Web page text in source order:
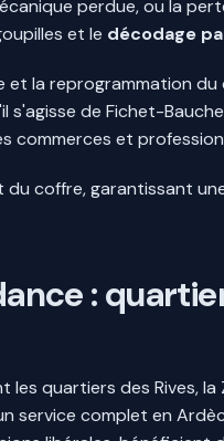
perdue, ou la
et le décodage
la reprogrammation
de Fichet-
commerces et
coffre, garantissant
:
quartiers des Rives,
service complet en